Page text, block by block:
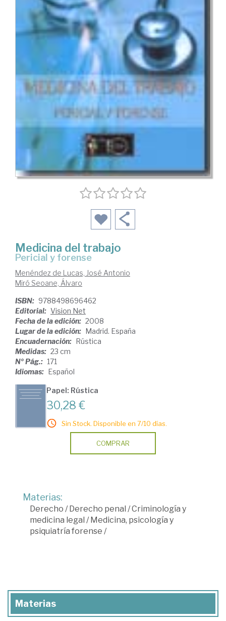
Medicina del trabajo
pericial y forense
Menéndez de Lucas, José Antonio
Miró Seoane, Álvaro
ISBN: 9788498696462
Editorial: Vision Net
Fecha de la edición: 2008
Lugar de la edición: Madrid. España
Encuadernación: Rústica
Medidas: 23 cm
Nº Pág.: 171
Idiomas: Español
Papel: Rústica
30,28 €
Sin Stock. Disponible en 7/10 días.
COMPRAR
Materias:
Derecho /Derecho penal /Criminología y
medicina legal /Medicina, psicología y
psiquiatría forense /
Materias